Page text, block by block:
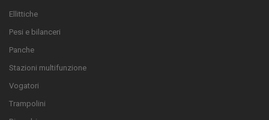
Ellittiche
Pesi e bilanceri
Panche
Stazioni multifunzione
Vogatori
Trampolini